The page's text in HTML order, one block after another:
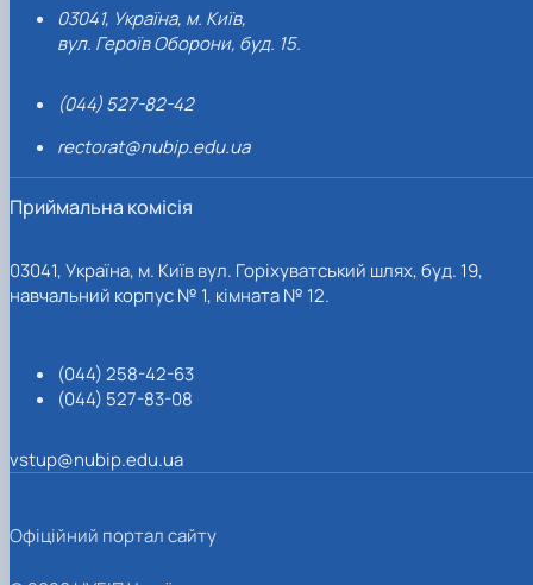
03041, Україна, м. Київ,
вул. Героїв Оборони, буд. 15.
(044) 527-82-42
rectorat@nubip.edu.ua
Приймальна комісія
03041, Україна, м. Київ вул. Горіхуватський шлях, буд. 19,
навчальний корпус № 1, кімната № 12.
(044) 258-42-63
(044) 527-83-08
vstup@nubip.edu.ua
Офіційний портал сайту